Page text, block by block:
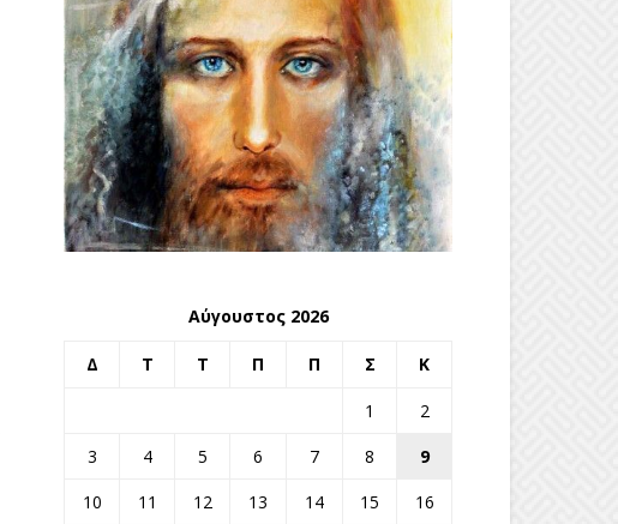
Αύγουστος 2026
Δ Τ Τ Π Π Σ Κ
1
2
3
4 5 6 7 8
9
10
11 12 13 14 15
16